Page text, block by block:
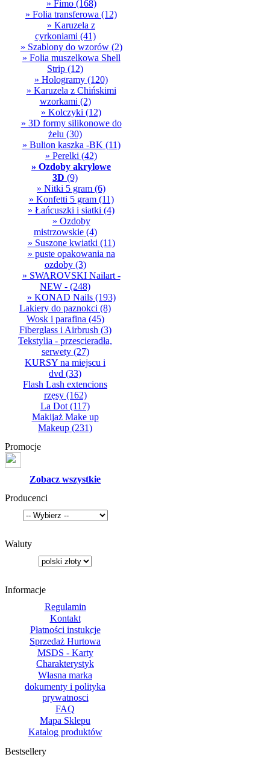
» Fimo(168)
» Folia transferowa (12)
» Karuzela z
cyrkoniami (41)
» Szablony do wzorów(2)
» Folia muszelkowa Shell
Strip (12)
» Hologramy (120)
» Karuzela z Chińskimi
wzorkami (2)
» Kolczyki (12)
» 3D formy silikonowe do
żelu (30)
» Bulion kaszka -BK (11)
» Perelki (42)
» Ozdoby akrylowe
3D (9)
» Nitki 5 gram (6)
» Konfetti 5 gram(11)
» Łańcuszki i siatki (4)
» Ozdoby
mistrzowskie(4)
» Suszone kwiatki (11)
» puste opakowania na
ozdoby(3)
» SWAROVSKI Nailart -
NEW - (248)
» KONAD Nails(193)
Lakiery do paznokci (8)
Wosk i parafina (45)
Fiberglass i Airbrush (3)
Tekstylia - przescieradła,
serwety(27)
KURSY na miejscu i
dvd (33)
Flash Lash extencions
rzęsy(162)
La Dot (117)
Makijaż Make up
Makeup (231)
Promocje
Zobacz wszystkie
Producenci
Waluty
Informacje
Regulamin
Kontakt
Płatności instukcje
Sprzedaż Hurtowa
MSDS - Karty
Charakterystyk
Własna marka
dokumenty i polityka
prywatnosci
FAQ
Mapa Sklepu
Katalog produktów
Bestsellery